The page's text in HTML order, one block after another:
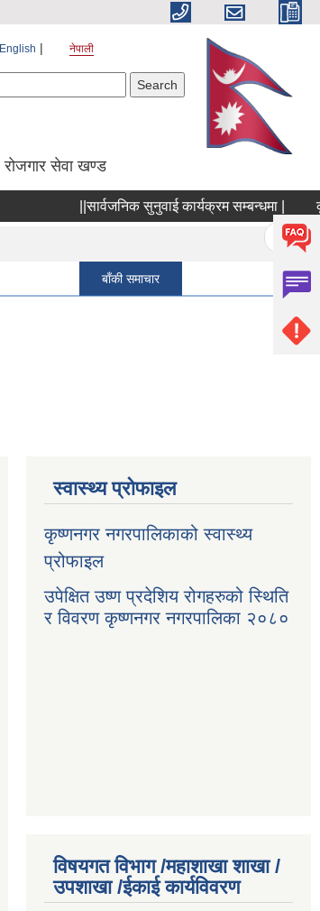
English नेपाली
रोजगार सेवा खण्ड
||सार्वजनिक सुनुवाई कार्यक्रम सम्बन्धमा |
« first
बाँकी समाचार
स्वास्थ्य प्रोफाइल
कृष्णनगर नगरपालिकाको स्वास्थ्य
प्रोफाइल
उपेक्षित उष्ण प्रदेशिय रोगहरुको स्थिति
र विवरण कृष्णनगर नगरपालिका २०८०
विषयगत विभाग /महाशाखा शाखा /
उपशाखा /ईकाई कार्यविवरण